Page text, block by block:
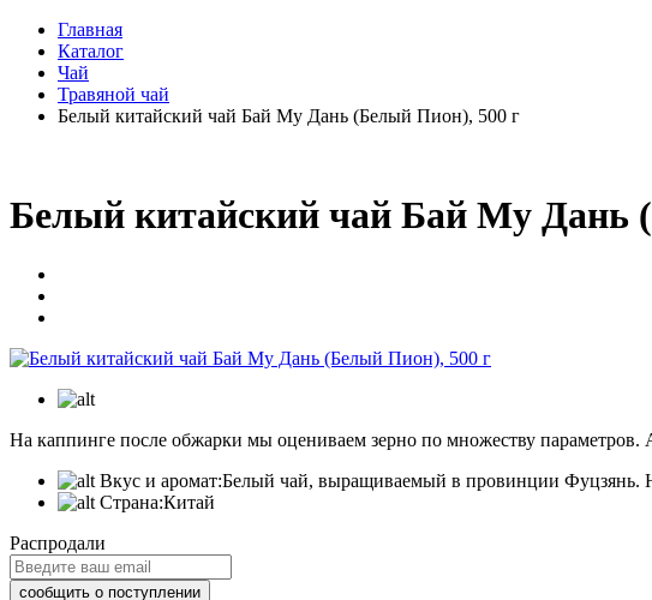
Главная
Каталог
Чай
Травяной чай
Белый китайский чай Бай Му Дань (Белый Пион), 500 г
Белый китайский чай Бай Му Дань
На каппинге после обжарки мы оцениваем зерно по множеству параметров.
Вкус и аромат:Белый чай, выращиваемый в провинции Фуцзянь.
Страна:Китай
Распродали